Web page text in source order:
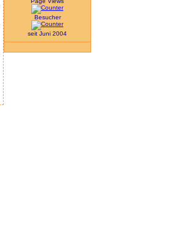
Besucher
seit Juni 2004